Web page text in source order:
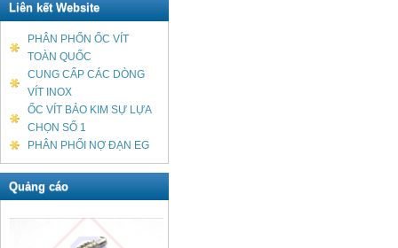
Liên kết Website
PHÂN PHỐN ỐC VÍT
TOÀN QUỐC
CUNG CẤP CÁC DÒNG
VÍT INOX
ỐC VÍT BẢO KIM SỰ LỰA
CHỌN SỐ 1
PHÂN PHỐI NỢ ĐẠN EG
Quảng cáo